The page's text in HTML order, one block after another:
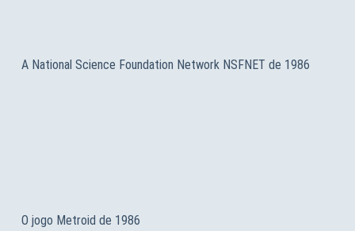
A National Science Foundation Network NSFNET de 1986
O jogo Metroid de 1986